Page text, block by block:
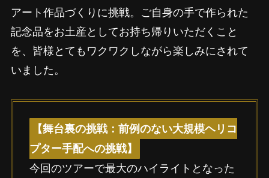
アート作品づくりに挑戦。ご自身の手で作られた
記念品をお土産としてお持ち帰りいただくこと
を、皆様とてもワクワクしながら楽しみにされて
いました。
【舞台裏の挑戦：前例のない大規模ヘリコ
プター手配への挑戦】
今回のツアーで最大のハイライトとなった